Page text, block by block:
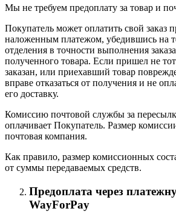
Мы не требуем предоплату за товар и
Покупатель может оплатить свой заказ
наложенным платежом, убедившись на
отделения в точности выполнения
полученного товара. Если пришел не
заказан, или приехавший товар
вправе отказаться от получения и не
его доставку.
Комиссию почтовой службы за
оплачивает Покупатель. Размер
почтовая компания.
Как правило, размер комиссионных
от суммы передаваемых средств.
Предоплата через
WayForPay